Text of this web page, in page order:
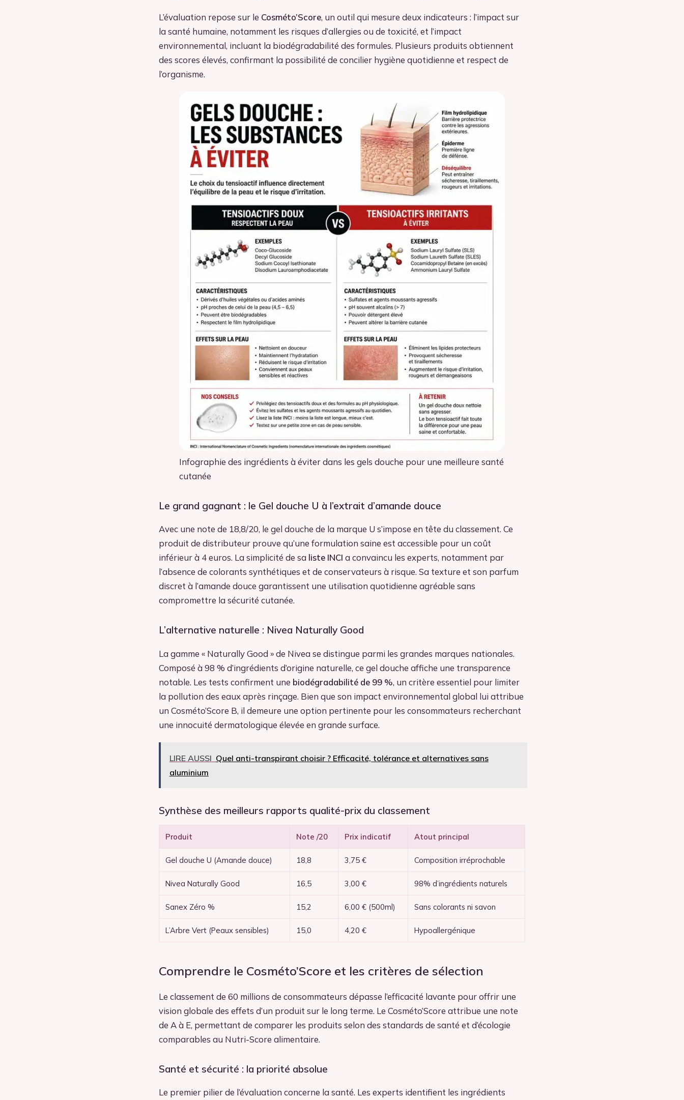
L’évaluation repose sur le Cosméto’Score, un outil qui mesure deux indicateurs : l’impact sur
la santé humaine, notamment les risques d’allergies ou de toxicité, et l’impact
environnemental, incluant la biodégradabilité des formules. Plusieurs produits obtiennent
des scores élevés, confirmant la possibilité de concilier hygiène quotidienne et respect de
l’organisme.
Infographie des ingrédients à éviter dans les gels douche pour une meilleure santé
cutanée
Le grand gagnant : le Gel douche U à l’extrait d’amande douce
Avec une note de 18,8/20, le gel douche de la marque U s’impose en tête du classement. Ce
produit de distributeur prouve qu’une formulation saine est accessible pour un coût
inférieur à 4 euros. La simplicité de sa liste INCI a convaincu les experts, notamment par
l’absence de colorants synthétiques et de conservateurs à risque. Sa texture et son parfum
discret à l’amande douce garantissent une utilisation quotidienne agréable sans
compromettre la sécurité cutanée.
L’alternative naturelle : Nivea Naturally Good
La gamme « Naturally Good » de Nivea se distingue parmi les grandes marques nationales.
Composé à 98 % d’ingrédients d’origine naturelle, ce gel douche affiche une transparence
notable. Les tests confirment une biodégradabilité de 99 %, un critère essentiel pour limiter
la pollution des eaux après rinçage. Bien que son impact environnemental global lui attribue
un Cosméto’Score B, il demeure une option pertinente pour les consommateurs recherchant
une innocuité dermatologique élevée en grande surface.
LIRE AUSSI Quel anti-transpirant choisir ? Efficacité, tolérance et alternatives sans
aluminium
Synthèse des meilleurs rapports qualité-prix du classement
Produit Note /20 Prix indicatif Atout principal
Gel douche U (Amande douce) 18,8 3,75 € Composition irréprochable
Nivea Naturally Good 16,5 3,00 € 98% d’ingrédients naturels
Sanex Zéro % 15,2 6,00 € (500ml) Sans colorants ni savon
L’Arbre Vert (Peaux sensibles) 15,0 4,20 € Hypoallergénique
Comprendre le Cosméto’Score et les critères de sélection
Le classement de 60 millions de consommateurs dépasse l’efficacité lavante pour offrir une
vision globale des effets d’un produit sur le long terme. Le Cosméto’Score attribue une note
de A à E, permettant de comparer les produits selon des standards de santé et d’écologie
comparables au Nutri-Score alimentaire.
Santé et sécurité : la priorité absolue
Le premier pilier de l’évaluation concerne la santé. Les experts identifient les ingrédients